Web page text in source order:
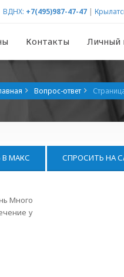
ВДНХ: +7(495)987-47-47 |
Контакты Личный
Вопрос-ответ
МАКС СПРОСИТЬ НА
Много
у